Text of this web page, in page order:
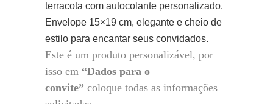
terracota com autocolante personalizado.
Envelope 15×19 cm, elegante e cheio de
estilo para encantar seus convidados.
Este é um produto personalizável, por
isso em “Dados para o
convite” coloque todas as informações